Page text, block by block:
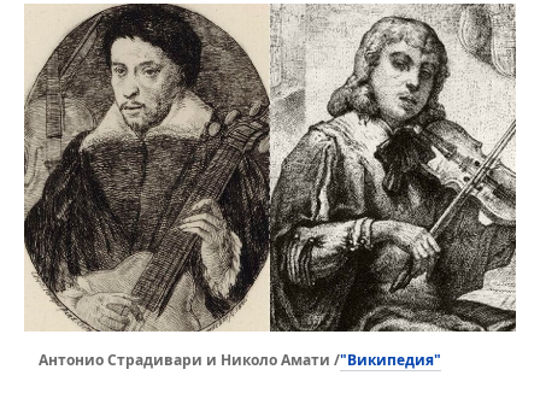
Антонио Страдивари и Николо Амати /"Википедия"